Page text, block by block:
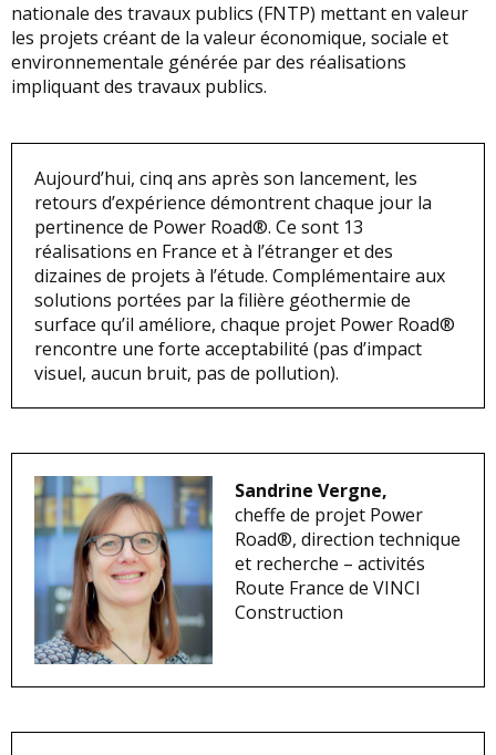
nationale des travaux publics (FNTP) mettant en valeur
les projets créant de la valeur économique, sociale et
environnementale générée par des réalisations
impliquant des travaux publics.
Aujourd’hui, cinq ans après son lancement, les
retours d’expérience démontrent chaque jour la
pertinence de Power Road®. Ce sont 13
réalisations en France et à l’étranger et des
dizaines de projets à l’étude. Complémentaire aux
solutions portées par la filière géothermie de
surface qu’il améliore, chaque projet Power Road®
rencontre une forte acceptabilité (pas d’impact
visuel, aucun bruit, pas de pollution).
Sandrine Vergne,
cheffe de projet Power
Road®, direction technique
et recherche – activités
Route France de VINCI
Construction